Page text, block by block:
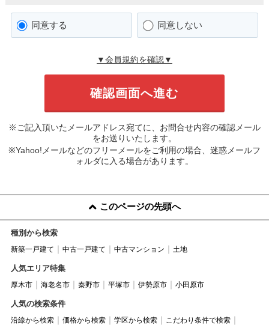
同意する 同意しない
▼会員規約を確認▼
※ご記入頂いたメールアドレス宛てに、お問合せ内容の確認メール
をお送りいたします。
※Yahoo!メールなどのフリーメールをご利用の場合、迷惑メールフ
ォルダに入る場合があります。
このページの先頭へ
種別から検索
新築一戸建て 中古一戸建て 中古マンション 土地
人気エリア特集
厚木市 海老名市 秦野市 平塚市 伊勢原市 小田原市
人気の検索条件
沿線から検索 価格から検索 学区から検索
こだわり条件で検索